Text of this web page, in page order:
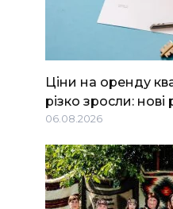
Ціни на оренду
різко зросли: нові
06.08.2026